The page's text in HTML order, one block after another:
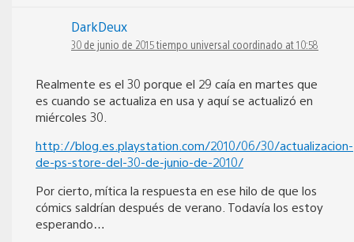
DarkDeux
30 de junio de 2015 tiempo universal coordinado at 10:58
Realmente es el 30 porque el 29 caía en martes que
es cuando se actualiza en usa y aquí se actualizó en
miércoles 30.
http://blog.es.playstation.com/2010/06/30/actualizacion-
de-ps-store-del-30-de-junio-de-2010/
Por cierto, mítica la respuesta en ese hilo de que los
cómics saldrían después de verano. Todavía los estoy
esperando…